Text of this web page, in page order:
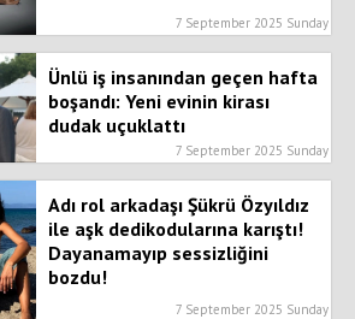
7 September 2025 Sunday
Ünlü iş insanından geçen hafta
boşandı: Yeni evinin kirası
dudak uçuklattı
7 September 2025 Sunday
Adı rol arkadaşı Şükrü Özyıldız
ile aşk dedikodularına karıştı!
Dayanamayıp sessizliğini
bozdu!
7 September 2025 Sunday